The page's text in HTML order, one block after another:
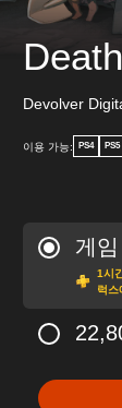
Devolver
이용 가능: PS4 PS5
게
1시
럭스